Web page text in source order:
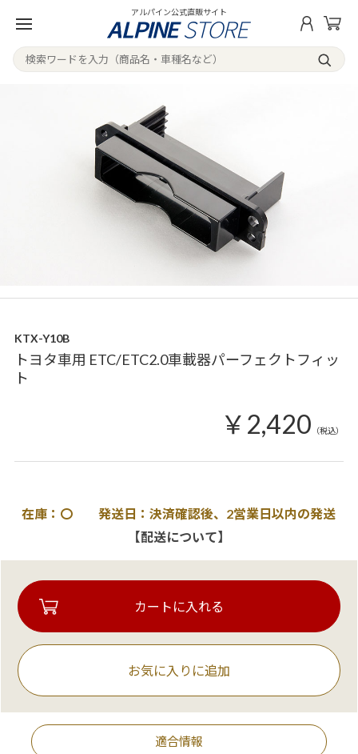
アルパイン公式直販サイト
KTX-Y10B
トヨタ車用 ETC/ETC2.0車載器パーフェクトフィッ
ト
￥2,420 （税込）
在庫：〇 発送日：決済確認後、2営業日以内の発送
【配送について】
お気に入りに追加
適合情報